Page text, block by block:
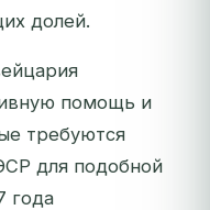
долей.
помощь и
требуются
для подобной
года